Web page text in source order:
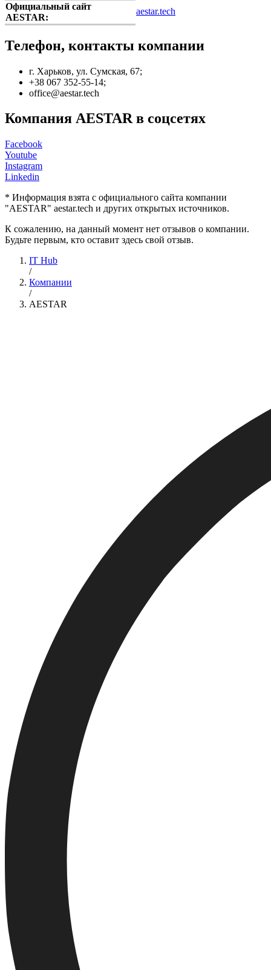
Официальный сайт
AESTAR:
aestar.tech
Телефон, контакты компании
г. Харьков, ул. Сумская, 67;
+38 067 352-55-14;
office@aestar.tech
Компания AESTAR в соцсетях
Facebook
Youtube
Instagram
Linkedin
* Информация взята с официального сайта компании
"AESTAR" aestar.tech и других открытых источников.
К сожалению, на данный момент нет отзывов о компании.
Будьте первым, кто оставит здесь свой отзыв.
IT Hub
/
Компании
/
AESTAR